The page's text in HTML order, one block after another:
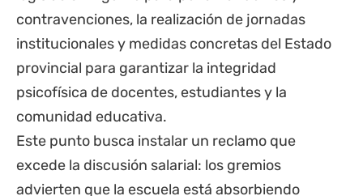
contravenciones, la realización de jornadas
institucionales y medidas concretas del Estado
provincial para garantizar la integridad
psicofísica de docentes, estudiantes y la
comunidad educativa.
Este punto busca instalar un reclamo que
excede la discusión salarial: los gremios
advierten que la escuela está absorbiendo